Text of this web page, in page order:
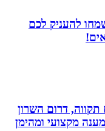
להעניק לכם
דרום השרון
מקצועי ומהימן